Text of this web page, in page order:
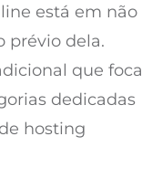
está em não
prévio dela.
que foca
dedicadas
hosting